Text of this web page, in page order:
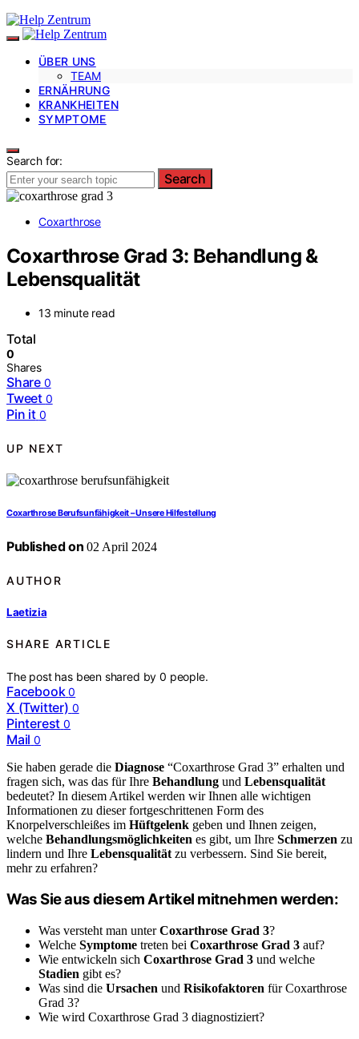
ÜBER UNS
TEAM
ERNÄHRUNG
KRANKHEITEN
SYMPTOME
Search for:
Search
Coxarthrose
Coxarthrose Grad 3: Behandlung &
Lebensqualität
13 minute read
Total
0
Shares
Share 0
Tweet 0
Pin it 0
UP NEXT
Coxarthrose Berufsunfähigkeit – Unsere Hilfestellung
Published on 02 April 2024
AUTHOR
Laetizia
SHARE ARTICLE
The post has been shared by0 people.
Facebook 0
X (Twitter) 0
Pinterest 0
Mail 0
Sie haben gerade die Diagnose “Coxarthrose Grad 3” erhalten und
fragen sich, was das für Ihre Behandlung und Lebensqualität
bedeutet? In diesem Artikel werden wir Ihnen alle wichtigen
Informationen zu dieser fortgeschrittenen Form des
Knorpelverschleißes im Hüftgelenk geben und Ihnen zeigen,
welche Behandlungsmöglichkeiten es gibt, um Ihre Schmerzen zu
lindern und Ihre Lebensqualität zu verbessern. Sind Sie bereit,
mehr zu erfahren?
Was Sie aus diesem Artikel mitnehmen werden:
Was versteht man unterCoxarthrose Grad 3?
Welche Symptome treten bei Coxarthrose Grad 3 auf?
Wie entwickeln sich Coxarthrose Grad 3 und welche
Stadien gibt es?
Was sind die Ursachen und Risikofaktoren für Coxarthrose
Grad 3?
Wie wird Coxarthrose Grad 3 diagnostiziert?